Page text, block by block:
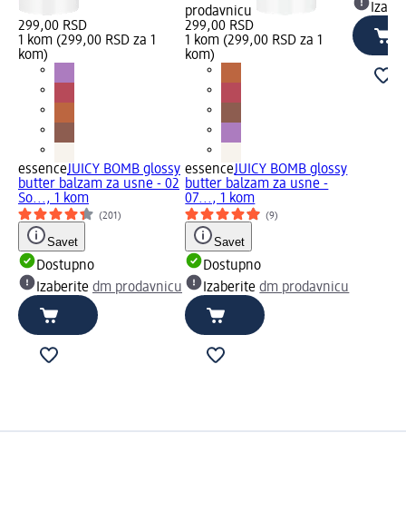
299,00 RSD
1 kom (299,00 RSD za 1
kom)
essenceJUICY BOMB glossy
butter balzam za usne - 02
So..., 1 kom
(201)
Savet
Dostupno
Izaberite dm prodavnicu
prodavnicu
299,00 RSD
1 kom (299,00 RSD za 1
kom)
essenceJUICY BOMB glossy
butter balzam za usne -
07..., 1 kom
(9)
Savet
Dostupno
Izaberitedm prodavnicu